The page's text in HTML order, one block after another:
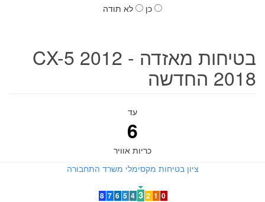
כן
לא תודה
בטיחות מאזדה CX-5 2012 -
2018 החדשה
עד
6
כריות אוויר
ציון בטיחות מקסימלי משרד התחבורה
0
1
2
3
4
5
6
7
8